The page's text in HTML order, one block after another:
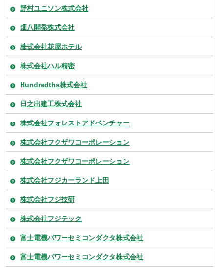
野村ユニソン株式会社
畑八開発株式会社
株式会社花屋ホテル
株式会社ハル精密
Hundredths株式会社
日之出建工株式会社
株式会社フォレストアドベンチャー
株式会社フクザワコーポレーション
株式会社フクザワコーポレーション
株式会社フジカーランド上田
株式会社フジ技研
株式会社フジテック
富士電機パワーセミコンダクタ株式会社
富士電機パワーセミコンダクタ株式会社